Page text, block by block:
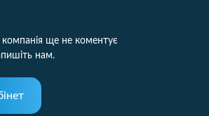
ще не коментує
нам.